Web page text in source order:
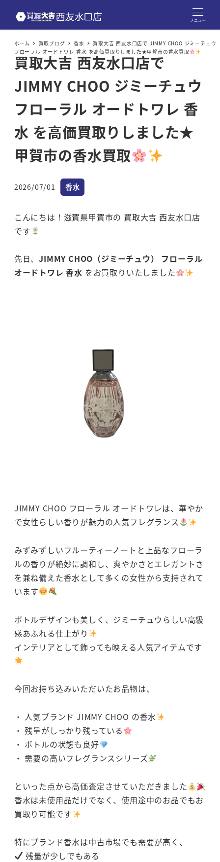
メニュー
ホーム 買取ブログ 香水
買取大吉 西友水口店で JIMMY CHOO ジミーチュウ
フローラル オードトワレ 香水 を高価買取りしました★甲賀市の香水買取
買取大吉 西友水口店で
JIMMY CHOO ジミーチュウ
フローラル オードトワレ 香
水 を高価買取りしました★
甲賀市の香水買取
投稿日
2026/07/01 カテゴリー
香水
こんにちは！滋賀県甲賀市の 買取大吉 西友水口店
です
先日、JIMMY CHOO（ジミーチュウ） フローラル
オードトワレ 香水 をお買取りいたしました
JIMMY CHOO フローラル オードトワレは、華やか
で女性らしい香りが魅力の人気フレグランス
みずみずしいフルーティーノートと上品なフローラ
ルの香りが絶妙に調和し、爽やかさとエレガントさ
を兼ね備えた香水として多くの女性から支持されて
います
ボトルデザインも美しく、ジミーチュウらしい高級
感あふれる仕上がり
インテリアとして飾っても映える人気アイテムです
今回お持ち込みいただいたお品物は、
・ 人気ブランド JIMMY CHOO の香水
・ 残量がしっかり残っている
・ ボトルの状態も良好
・ 需要の高いフレグランスシリーズ
といった点から高価査定させていただきました
香水は未使用品だけでなく、使用途中のお品でもお
買取り可能です
特にブランド香水は中古市場でも需要が高く、
残量が少しでもある